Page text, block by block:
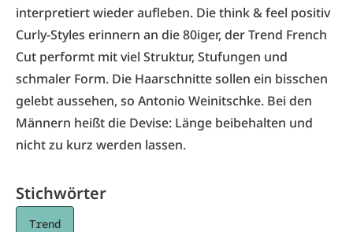
interpretiert wieder aufleben. Die think & feel positiv
Curly-Styles erinnern an die 80iger, der Trend French
Cut performt mit viel Struktur, Stufungen und
schmaler Form. Die Haarschnitte sollen ein bisschen
gelebt aussehen, so Antonio Weinitschke. Bei den
Männern heißt die Devise: Länge beibehalten und
nicht zu kurz werden lassen.
Stichwörter
Trend